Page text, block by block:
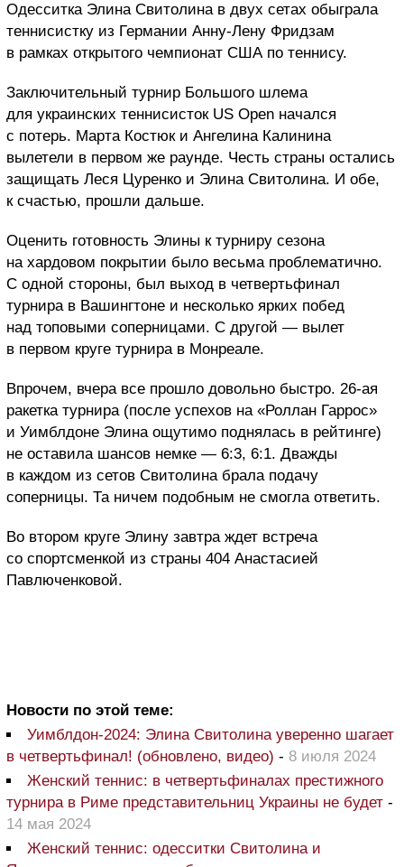
Одесситка Элина Свитолина в двух сетах обыграла
теннисистку из Германии Анну-Лену Фридзам
в рамках открытого чемпионат США по теннису.
Заключительный турнир Большого шлема
для украинских теннисисток US Open начался
с потерь. Марта Костюк и Ангелина Калинина
вылетели в первом же раунде. Честь страны остались
защищать Леся Цуренко и Элина Свитолина. И обе,
к счастью, прошли дальше.
Оценить готовность Элины к турниру сезона
на хардовом покрытии было весьма проблематично.
С одной стороны, был выход в четвертьфинал
турнира в Вашингтоне и несколько ярких побед
над топовыми соперницами. С другой — вылет
в первом круге турнира в Монреале.
Впрочем, вчера все прошло довольно быстро. 26-ая
ракетка турнира (после успехов на «Роллан Гаррос»
и Уимблдоне Элина ощутимо поднялась в рейтинге)
не оставила шансов немке — 6:3, 6:1. Дважды
в каждом из сетов Свитолина брала подачу
соперницы. Та ничем подобным не смогла ответить.
Во втором круге Элину завтра ждет встреча
со спортсменкой из страны 404 Анастасией
Павлюченковой.
Новости по этой теме:
Уимблдон-2024: Элина Свитолина уверенно шагает
в четвертьфинал! (обновлено, видео) - 8 июля 2024
Женский теннис: в четвертьфиналах престижного
турнира в Риме представительниц Украины не будет -
14 мая 2024
Женский теннис: одесситки Свитолина и